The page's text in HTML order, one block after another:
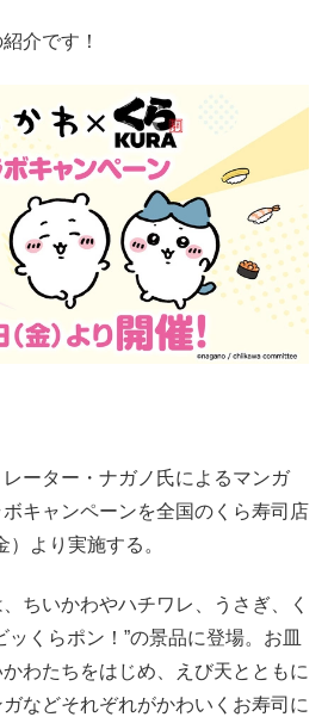
介です！
ーター・ナガノ氏によるマンガ
ボキャンペーンを全国のくら寿司店
より実施する。
ちいかわやハチワレ、うさぎ、く
ッくらポン！”の景品に登場。お皿
わたちをはじめ、えび天とともに
などそれぞれがかわいくお寿司に